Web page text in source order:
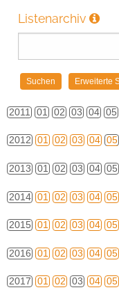
Listenarchiv
2011 01 02 03 04 05
2012 01 02 03 04 05
2013 01 02 03 04 05
2014 01 02 03 04 05
2015 01 02 03 04 05
2016 01 02 03 04 05
2017 01 02 03 04 05